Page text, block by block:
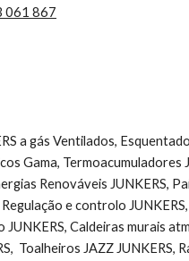
061 867
Gama, Termoacumuladores
Renováveis JUNKERS,
e controlo
Caldeiras murais
Toalheiros JAZZ JUNKERS,